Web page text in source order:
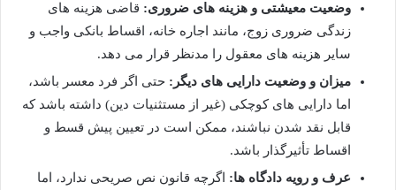
وضعیت معیشتی و هزینه های ضروری: قاضی هزینه های
زندگی ضروری زوج، مانند اجاره خانه، اقساط بانکی واجب و
سایر هزینه های معقول را مدنظر قرار می دهد.
میزان و وضعیت دارایی های دیگر: حتی اگر فرد معسر باشد،
اما دارایی های کوچکی (غیر از مستثنیات دین) داشته باشد که
قابل نقد شدن نباشند، ممکن است در تعیین پیش قسط و
اقساط تأثیرگذار باشد.
عرف و رویه دادگاه ها: اگرچه قانون نص صریحی ندارد، اما